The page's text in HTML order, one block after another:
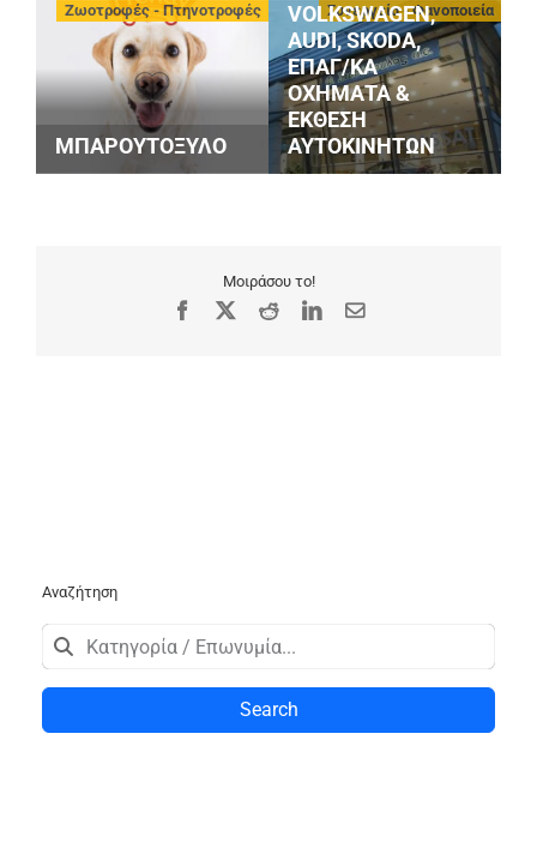
Ζωοτροφές - Πτηνοτροφές
ΜΠΑΡΟΥΤΟΞΥΛΟ
Συνεργεία - Φανοποιεία
VOLKSWAGEN,
AUDI, SKODA,
ΕΠΑΓ/ΚΑ
ΟΧΗΜΑΤΑ &
ΕΚΘΕΣΗ
ΑΥΤΟΚΙΝΗΤΩΝ
Μοιράσου το!
Facebook RedditLinkedIn
Email
Αναζήτηση
Search